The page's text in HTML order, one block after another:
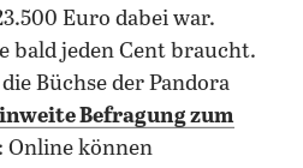
Euro dabei war.
bald jeden Cent braucht.
Büchse der Pandora
Befragung zum
Online können